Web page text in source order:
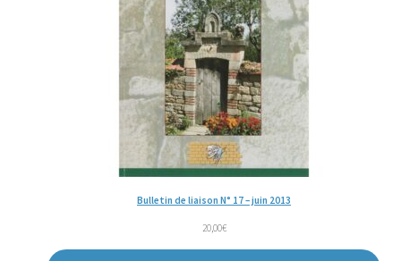
Bulletin de liaison N° 17 – juin 2013
20,00€